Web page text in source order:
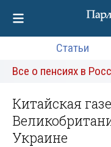
Статьи
Все о пенсиях в
Китайская
Украине